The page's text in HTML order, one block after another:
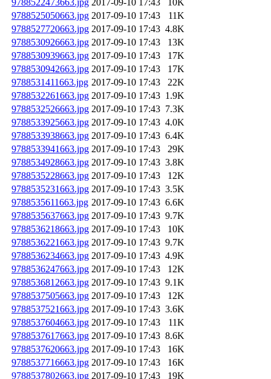
9788522473663.jpg 2017-09-10 17:43
10K
9788525050663.jpg 2017-09-10 17:43
11K
9788527720663.jpg 2017-09-10 17:43 4.8K
9788530926663.jpg 2017-09-10 17:43
13K
9788530939663.jpg 2017-09-10 17:43
17K
9788530942663.jpg 2017-09-10 17:43
17K
9788531411663.jpg 2017-09-10 17:43
22K
9788532261663.jpg 2017-09-10 17:43 1.9K
9788532526663.jpg 2017-09-10 17:43 7.3K
9788533925663.jpg 2017-09-10 17:43 4.0K
9788533938663.jpg 2017-09-10 17:43 6.4K
9788533941663.jpg 2017-09-10 17:43
29K
9788534928663.jpg 2017-09-10 17:43 3.8K
9788535228663.jpg 2017-09-10 17:43
12K
9788535231663.jpg 2017-09-10 17:43 3.5K
9788535611663.jpg 2017-09-10 17:43 6.6K
9788535637663.jpg 2017-09-10 17:43 9.7K
9788536218663.jpg 2017-09-10 17:43
10K
9788536221663.jpg 2017-09-10 17:43 9.7K
9788536234663.jpg 2017-09-10 17:43 4.9K
9788536247663.jpg 2017-09-10 17:43
12K
9788536812663.jpg 2017-09-10 17:43 9.1K
9788537505663.jpg 2017-09-10 17:43
12K
9788537521663.jpg 2017-09-10 17:43 3.6K
9788537604663.jpg 2017-09-10 17:43
11K
9788537617663.jpg 2017-09-10 17:43 8.6K
9788537620663.jpg 2017-09-10 17:43
16K
9788537716663.jpg 2017-09-10 17:43
16K
9788537802663.jpg 2017-09-10 17:43
19K